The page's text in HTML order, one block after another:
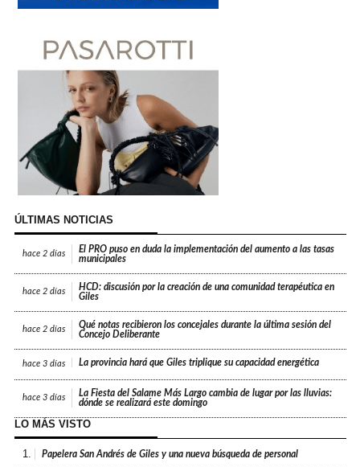
ÚLTIMAS NOTICIAS
hace 2 días
El PRO puso en duda la implementación del aumento a las tasas
municipales
hace 2 días
HCD: discusión por la creación de una comunidad terapéutica en
Giles
hace 2 días
Qué notas recibieron los concejales durante la última sesión del
Concejo Deliberante
hace 3 días La provincia hará que Giles triplique su capacidad energética
hace 3 días
La Fiesta del Salame Más Largo cambia de lugar por las lluvias:
dónde se realizará este domingo
LO MÁS VISTO
1. Papelera San Andrés de Giles y una nueva búsqueda de personal